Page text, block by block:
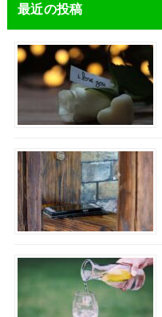
最近の投稿